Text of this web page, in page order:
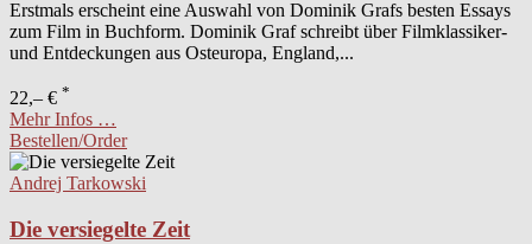
Erstmals erscheint eine Auswahl von Dominik Grafs besten Essays
zum Film in Buchform. Dominik Graf schreibt über Filmklassiker-
und Entdeckungen aus Osteuropa, England,...
22,– € *
Mehr Infos …
Bestellen/Order
Andrej Tarkowski
Die versiegelte Zeit